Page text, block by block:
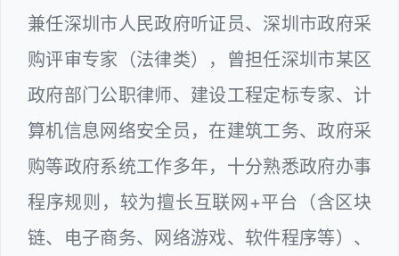
兼任深圳市人民政府听证员、深圳市政府采
购评审专家（法律类），曾担任深圳市某区
政府部门公职律师、建设工程定标专家、计
算机信息网络安全员，在建筑工务、政府采
购等政府系统工作多年，十分熟悉政府办事
程序规则，较为擅长互联网+平台（含区块
链、电子商务、网络游戏、软件程序等）、